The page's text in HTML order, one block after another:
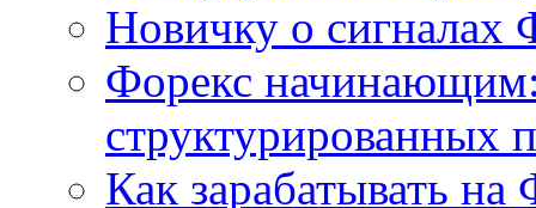
Новичку о сигналах
Форекс
структурированных
Как зарабатывать на